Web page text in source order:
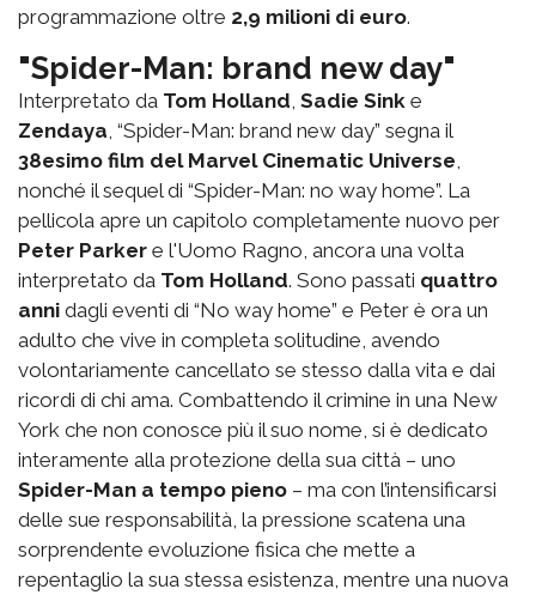
programmazione oltre 2,9 milioni di euro.
"Spider-Man: brand new day"
Interpretato da Tom Holland Sadie Sink e
Zendaya , “Spider-Man: brand new day” segna il
38esimo film del Marvel Cinematic Universe
nonché il sequel di “Spider-Man: no way home”. La
pellicola apre un capitolo completamente nuovo per
Peter Parker e l'Uomo Ragno, ancora una volta
interpretato da Tom Holland. Sono passati quattro
anni dagli eventi di “No way home” e Peter è ora un
adulto che vive in completa solitudine, avendo
volontariamente cancellato se stesso dalla vita e dai
ricordi di chi ama. Combattendo il crimine in una New
York che non conosce più il suo nome, si è dedicato
interamente alla protezione della sua città – uno
Spider-Man a tempo pieno – ma con l’intensificarsi
delle sue responsabilità, la pressione scatena una
sorprendente evoluzione fisica che mette a
repentaglio la sua stessa esistenza, mentre una nuova